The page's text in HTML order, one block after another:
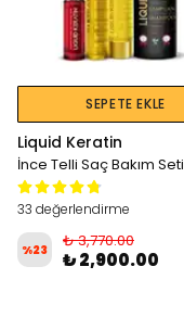
SEPETE EKLE
Liquid Keratin
İnce Telli Saç Bakım Seti
33 değerlendirme
%23 ₺ 3,770.00
₺ 2,900.00